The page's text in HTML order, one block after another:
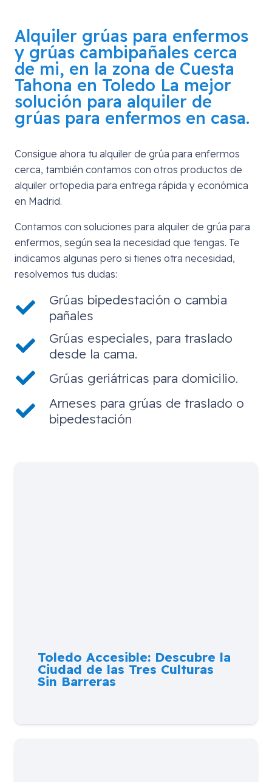
Alquiler grúas para enfermos
y grúas cambipañales cerca
de mi, en la zona de Cuesta
Tahona en Toledo La mejor
solución para alquiler de
grúas para enfermos en casa.
Consigue ahora tu alquiler de grúa para enfermos
cerca, también contamos con otros productos de
alquiler ortopedia para entrega rápida y económica
en Madrid.
Contamos con soluciones para alquiler de grúa para
enfermos, según sea la necesidad que tengas. Te
indicamos algunas pero si tienes otra necesidad,
resolvemos tus dudas:
Grúas bipedestación o cambia
pañales
Grúas especiales, para traslado
desde la cama.
Grúas geriátricas para domicilio.
Arneses para grúas de traslado o
bipedestación
Toledo Accesible: Descubre la
Ciudad de las Tres Culturas
Sin Barreras